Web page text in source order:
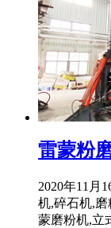
雷蒙粉
2020年11月
机,碎石机,
蒙磨粉机,立